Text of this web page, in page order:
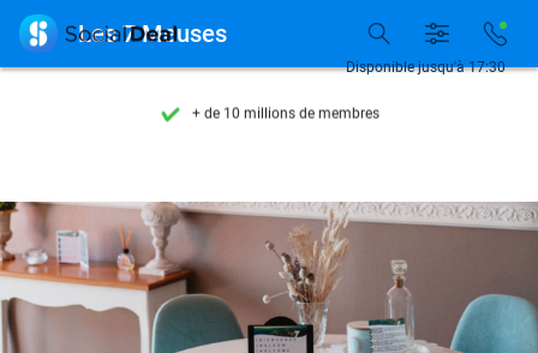
Disponible 7 jours par semaine
+ de 10 millions de membres
Disponible 7 jours par semaine
+ de 10 millions de membres
Disponible jusqu'à 17:30
 Les 7 Meuses